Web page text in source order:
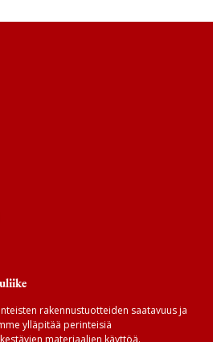
rakennustuotteiden saatavuus ja
ylläpitää perinteisiä
materiaalien käyttöä.